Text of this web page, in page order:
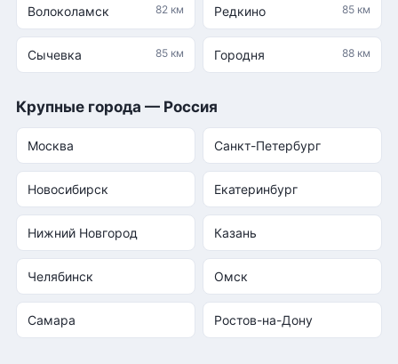
Волоколамск 82 км Редкино 85 км
Сычевка 85 км Городня 88 км
Крупные города — Россия
Москва Санкт-Петербург
Новосибирск Екатеринбург
Нижний Новгород Казань
Челябинск Омск
Самара Ростов-на-Дону